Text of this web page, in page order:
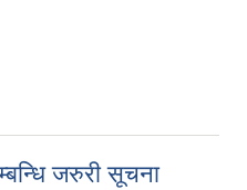
जरुरी सूचना